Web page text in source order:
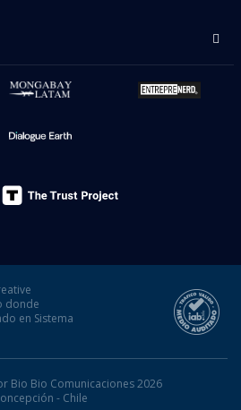
donde
en Sistema
Bio Bio Comunicaciones 2026
- Chile